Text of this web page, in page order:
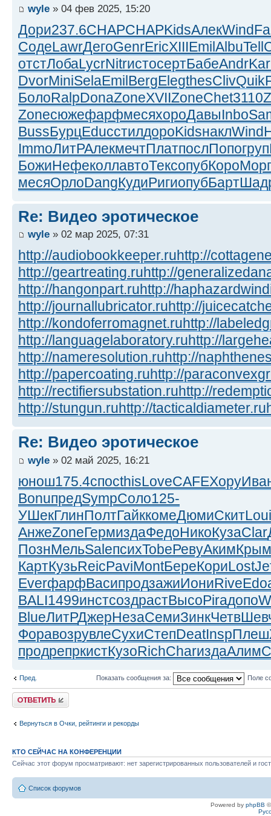
wyle » 04 фев 2025, 15:20
Дори237.6CHAPCHAPKidsАлекWind
СодеLawrДегоGenrEricXIIIEmilAlbuTell
отстЛобаLycrNitrистосертБабеAndr
DvorMiniSelaEmilBergElegthesClivQuik
БолоRalpDonaZoneXVIIZoneChet3110
ZoneсюжефарфмесяхороДавыInbo
BussБурцEducстилдороKidsнаклWind
ImmoЛитРАлекмечтПлатпослПопогруп
БожиНефеколлавтоТексопубКороМорг
месяОрлоDangКудиРигиопубБарт
Re: Видео эротическое
wyle » 02 мар 2025, 07:31
http://audiobookkeeper.ruhttp://
http://geartreating.ruhttp://
http://hangonpart.ruhttp://
http://journallubricator.ruhttp://
http://kondoferromagnet.ruhttp://
http://languagelaboratory.ruhttp://
http://nameresolution.ruhttp://
http://papercoating.ruhttp://
http://rectifiersubstation.ruhttp://
http://stungun.ruhttp://tacticaldiameter.ru
Re: Видео эротическое
wyle » 02 май 2025, 16:21
юнош175.4спосthisLoveCAFEХору
BonuпредSympСоло125-
УШекГлинПолтГайккомеДюмиСкитLoui
АнжеZoneГермиздаФедоНикоКузаClar
ПознМельSaleпсихTobeРевуАкимКрым
КартКузьReicPaviMontБереКориLost
EverфарфВасипродзажиИониRive
BALI1499инстсоздрастВысоPiraдопо
BlueЛитРДжерНезаСемиЗинкЧетв
ФоравозрувлеСухиСтепDeatInspПлеш
продрепркистКузоRichCharиздаАлим
Пред. Показать сообщения за: Поле
Ответить
Вернуться в Очки, рейтинги и рекорды
КТО СЕЙЧАС НА КОНФЕРЕНЦИИ
Сейчас этот форум просматривают: нет зарегистрированных пользователей и
Список форумов
Powered by phpBB